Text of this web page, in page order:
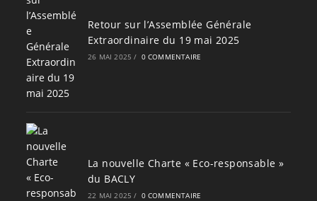
Retour sur l’Assemblée Générale
Extraordinaire du 19 mai 2025
26 MAI 2025 / 0 COMMENTAIRE
La nouvelle Charte « Eco-responsable »
du BACLY
22 MAI 2025 / 0 COMMENTAIRE